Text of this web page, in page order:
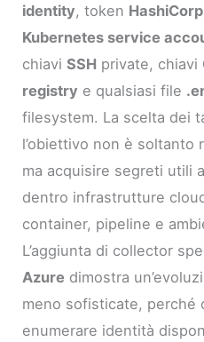
identity, token
Kubernetes service
chiaviSSH private, chiavi
registry e qualsiasi file
filesystem. La scelta dei
l’obiettivo non è soltanto
ma acquisire segreti utili
dentro infrastrutture
container, pipeline e
L’aggiunta di collector
Azure dimostra
meno sofisticate, perché
enumerare identità